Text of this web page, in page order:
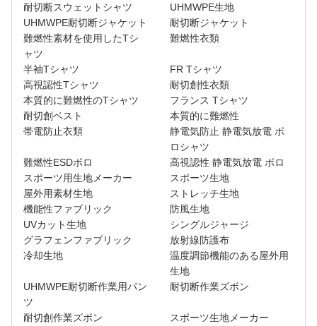
耐切断スウェットシャツ
UHMWPE生地
UHMWPE耐切断ジャケット
耐切断ジャケット
難燃性素材を使用したTシ
ャツ
難燃性衣類
半袖Tシャツ
FR Tシャツ
高視認性Tシャツ
耐切創性衣類
本質的に難燃性のTシャツ
フランス Tシャツ
耐切創ベスト
本質的に難燃性
帯電防止衣類
静電気防止 静電気放電 ポ
ロシャツ
難燃性ESDポロ
高視認性 静電気放電 ポロ
スポーツ用生地メーカー
スポーツ生地
屋外用素材生地
ストレッチ生地
機能性ファブリック
防風生地
UVカット生地
シングルジャージ
グラフェンファブリック
放射線防護布
冷却生地
温度調節機能のある屋外用
生地
UHMWPE耐切断作業用パン
ツ
耐切断作業ズボン
耐切創作業ズボン
スポーツ生地メーカー